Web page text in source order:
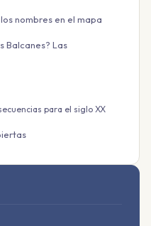
nombres en el mapa
Balcanes? Las
para el siglo XX